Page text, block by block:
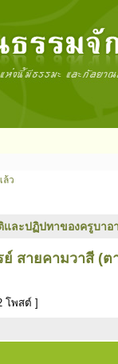
ล้ว
และปฏิปทาของครูบาอ
สายคามวาสี (
โพสต์ ]